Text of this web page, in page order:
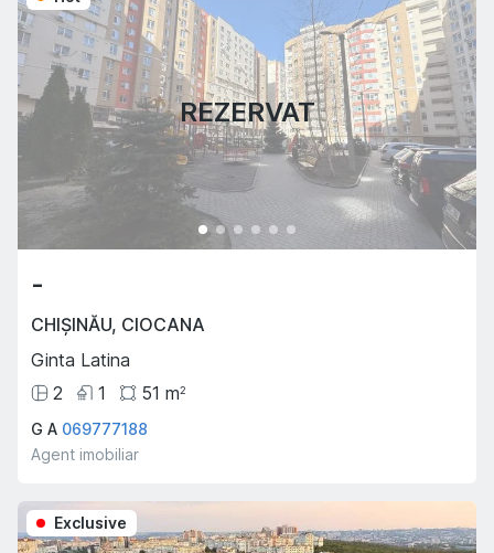
REZERVAT
-
CHIȘINĂU, CIOCANA
Ginta Latina
2
1 51 m2
G A 069777188
Agent imobiliar
Exclusive